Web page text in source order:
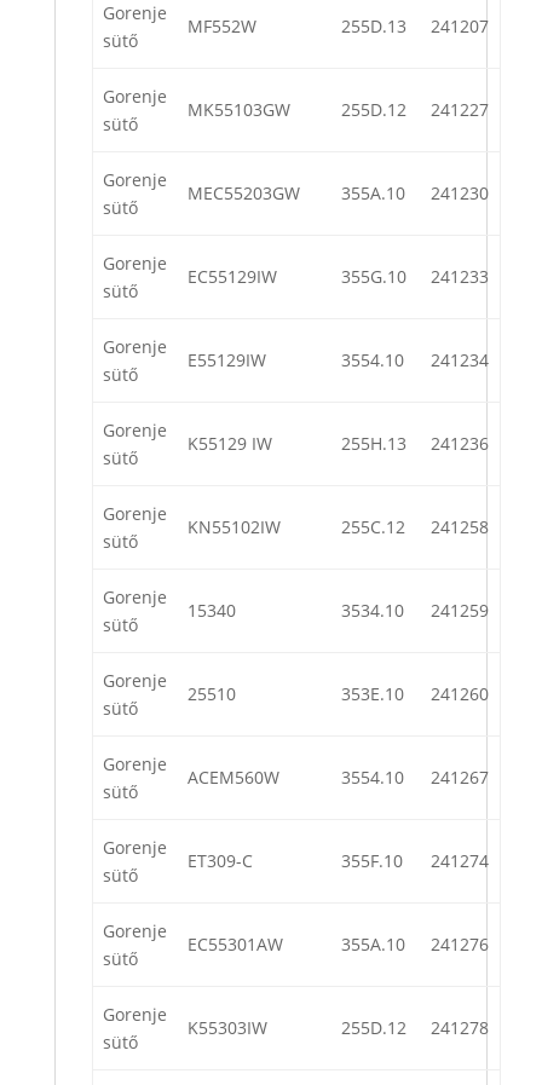
Gorenje
sütő
MF552W 255D.13 241207
Gorenje
sütő
MK55103GW 255D.12 241227
Gorenje
sütő
MEC55203GW 355A.10 241230
Gorenje
sütő
EC55129IW 355G.10 241233
Gorenje
sütő
E55129IW 3554.10 241234
Gorenje
sütő
K55129 IW 255H.13 241236
Gorenje
sütő
KN55102IW 255C.12 241258
Gorenje
sütő
15340 3534.10 241259
Gorenje
sütő
25510 353E.10 241260
Gorenje
sütő
ACEM560W 3554.10 241267
Gorenje
sütő
ET309-C 355F.10 241274
Gorenje
sütő
EC55301AW 355A.10 241276
Gorenje
sütő
K55303IW 255D.12 241278